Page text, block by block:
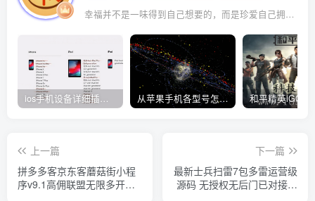
幸福并不是一味得到自己想要的，而是珍爱自己拥有的
ios手机设备详细插件平刷教程 从苹果手机各型号怎么越狱到怎么开科技完整教程
上一篇
拼多多客京东客蘑菇街小程
序v9.1高佣联盟无限多开版
下一篇
最新士兵扫雷7包多雷运营级
源码 无授权无后门已对接支